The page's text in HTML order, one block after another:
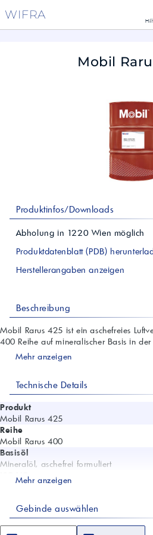
WIFRA
Mobil
Produktinfos/Downloads
Abholung in 1220 Wien möglich
Produktdatenblatt (PDB)
Herstellerangaben anzeigen
Beschreibung
Mobil Rarus 425 ist ein aschefreies
400 Reihe auf mineralischer Basis in der
Mehr anzeigen
Technische Details
Produkt
Mobil Rarus 425
Reihe
Mobil Rarus 400
Basisöl
Mineralöl, aschefrei formuliert
ISO VG
46 mm²/s
Viskosität 100 °C (ASTM D445)
6,9 mm²/s
Mehr anzeigen
Gebinde auswählen